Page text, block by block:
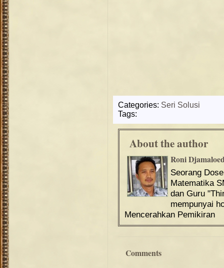
Categories: Seri Solusi
Tags:
About the author
Roni
Seorang
Matematika
dan Guru
mempunyai
Mencerahkan Pemikiran
Comments